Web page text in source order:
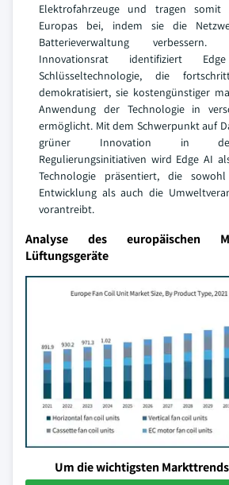
Elektrofahrzeuge und tragen somit
Europas bei, indem sie die
Batterieverwaltung
Innovationsrat identifiziert
Schlüsseltechnologie, die
demokratisiert, sie kostengünstiger
Anwendung der Technologie in
ermöglicht. Mit dem Schwerpunkt auf
grüner Innovation in den
Regulierungsinitiativen wird Edge AI
Technologie präsentiert, die
Entwicklung als auch die
vorantreibt.
Analyse des europäischen
Lüftungsgeräte
Um die wichtigsten